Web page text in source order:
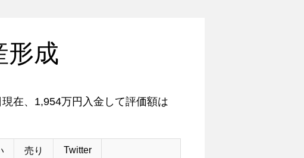
形成
在、1,954万円入金して評価額は
売り Twitter